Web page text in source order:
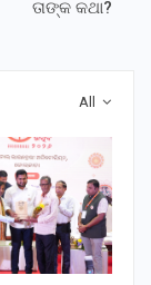
ତାଙ୍କ କଥା?
All